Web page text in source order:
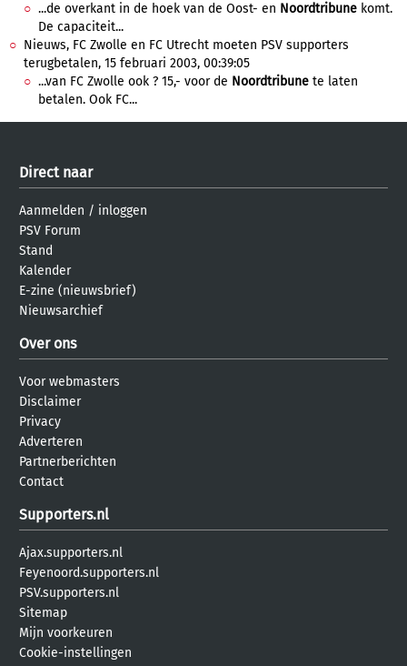
...de overkant in de hoek van de Oost- en Noordtribune komt.
De capaciteit...
Nieuws, FC Zwolle en FC Utrecht moeten PSV supporters
terugbetalen, 15 februari 2003, 00:39:05
...van FC Zwolle ook ? 15,- voor de Noordtribune te laten
betalen. Ook FC...
Direct naar
Aanmelden / inloggen
PSV Forum
Stand
Kalender
E-zine (nieuwsbrief)
Nieuwsarchief
Over ons
Voor webmasters
Disclaimer
Privacy
Adverteren
Partnerberichten
Contact
Supporters.nl
Ajax.supporters.nl
Feyenoord.supporters.nl
PSV.supporters.nl
Sitemap
Mijn voorkeuren
Cookie-instellingen